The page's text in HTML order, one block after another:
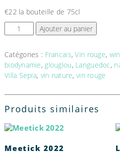
€22 la bouteille de 75cl
Ajouter au panier
Catégories : Francais,Vin rouge,
biodynamie, glouglou, Languedoc,
Villa Sepia, vin nature, vin rouge
Produits similaires
Meetick 2022